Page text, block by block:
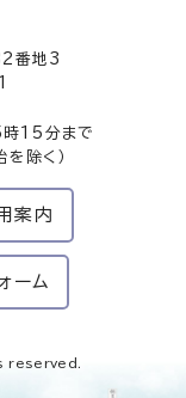
番地3
時15分まで
を除く）
案内
ーム
reserved.